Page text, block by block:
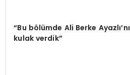
“Bu bölümde Ali Berke Ayazlı’nı
kulak verdik”